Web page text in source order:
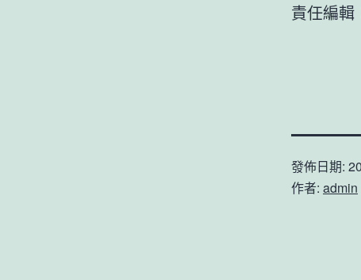
責任編輯
發佈日期:
作者: admin